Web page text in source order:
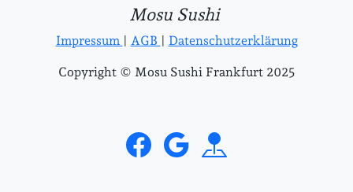
Mosu Sushi
Impressum | AGB | Datenschutzerklärung
Copyright © Mosu Sushi Frankfurt 2025